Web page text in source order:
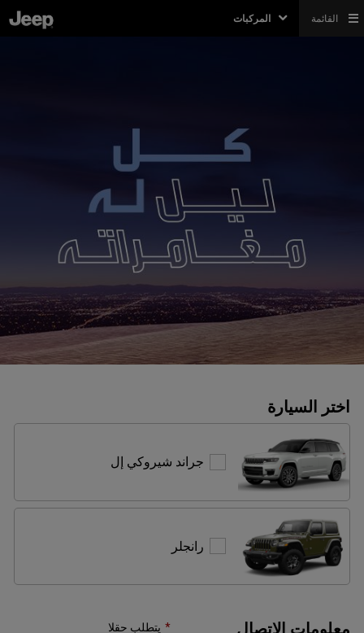
المركبات القائمة
اختر السيارة
جراند شيروكي إل
رانجلر
معلومات الاتصال يتطلب حقلا